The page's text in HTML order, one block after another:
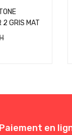
2 GRIS MAT
Paiement en